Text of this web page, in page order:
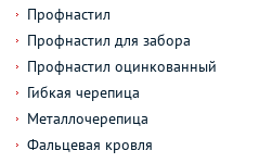
Профнастил
Профнастил для забора
Профнастил оцинкованный
Гибкая черепица
Металлочерепица
Фальцевая кровля